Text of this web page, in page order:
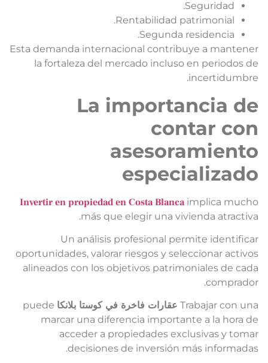
Seguridad.
Rentabilidad patrimonial.
Segunda residencia.
Esta demanda internacional contribuye a
la fortaleza del mercado incluso en periodos
La importancia
contar
Invertir en propiedad en Costa Blancaimplica
más que elegir una vivienda
Un análisis profesional permite
oportunidades, valorar riesgos y seleccionar
alineados con los objetivos patrimoniales de
Trabajar con عقارات فاخرة في كوستا بلانكا puede
marcar una diferencia importante a la hora
acceder a propiedades exclusivas y
decisiones de inversión más